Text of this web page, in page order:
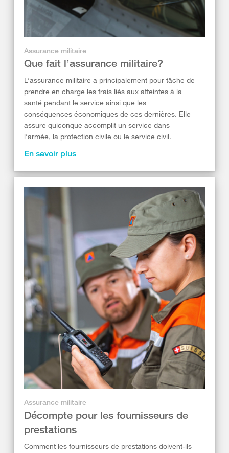
Assurance militaire
Que fait l’assurance militaire?
L’assurance militaire a principalement pour tâche de
prendre en charge les frais liés aux atteintes à la
santé pendant le service ainsi que les
conséquences économiques de ces dernières. Elle
assure quiconque accomplit un service dans
l’armée, la protection civile ou le service civil.
En savoir plus
Assurance militaire
Décompte pour les fournisseurs de
prestations
Comment les fournisseurs de prestations doivent-ils